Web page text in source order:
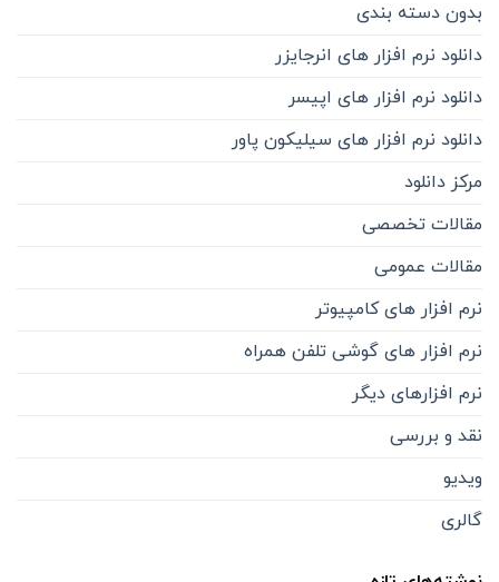
بدون دسته بندی
دانلود نرم افزار های انرجایزر
دانلود نرم افزار های اپیسر
دانلود نرم افزار های سیلیکون پاور
مرکز دانلود
مقالات تخصصی
مقالات عمومی
نرم افزار های کامپیوتر
نرم افزار های گوشی تلفن همراه
نرم افزارهای دیگر
نقد و بررسی
ویدیو
گالری